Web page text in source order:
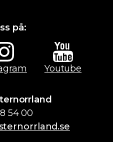
54 00
på:
Youtube